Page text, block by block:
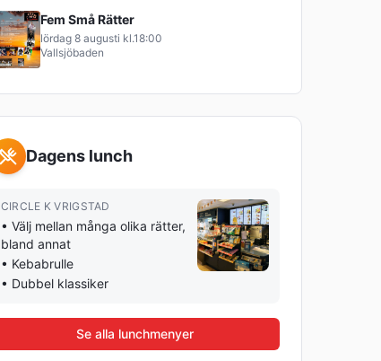
Fem Små Rätter
lördag 8 augusti kl.18:00
Vallsjöbaden
Dagens lunch
CIRCLE K VRIGSTAD
• Välj mellan många olika rätter,
bland annat
• Kebabrulle
• Dubbel klassiker
Se alla lunchmenyer